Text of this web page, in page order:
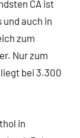
CA ist
und auch in
zum
Nur zum
bei 3.300
in